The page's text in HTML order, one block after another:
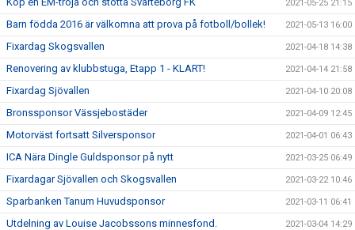
2021-05-25 21:15
Barn födda 2016 är välkomna att prova på fotboll/bollek! 2021-05-13 16:00
Fixardag Skogsvallen 2021-04-18 14:38
Renovering av klubbstuga, Etapp 1 - KLART! 2021-04-14 21:58
Fixardag Sjövallen 2021-04-10 20:08
Bronssponsor Vässjebostäder 2021-04-09 12:45
Motorväst fortsatt Silversponsor 2021-04-01 06:43
ICA Nära Dingle Guldsponsor på nytt 2021-03-25 06:49
Fixardagar Sjövallen och Skogsvallen 2021-03-22 10:46
Sparbanken Tanum Huvudsponsor 2021-03-11 06:41
Utdelning av Louise Jacobssons minnesfond. 2021-03-04 14:29